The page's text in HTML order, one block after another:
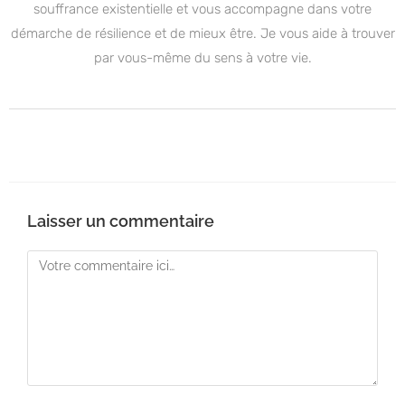
souffrance existentielle et vous accompagne dans votre
démarche de résilience et de mieux être. Je vous aide à trouver
par vous-même du sens à votre vie.
Laisser un commentaire